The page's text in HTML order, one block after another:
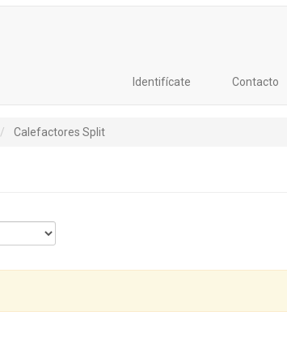
Identifícate Contacto
Calefactores Split